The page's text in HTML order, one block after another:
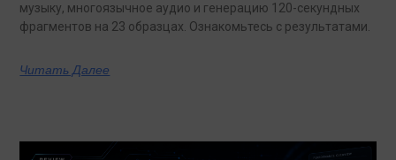
музыку, многоязычное аудио и генерацию 120-секундных
фрагментов на 23 образцах. Ознакомьтесь с результатами.
Читать Далее